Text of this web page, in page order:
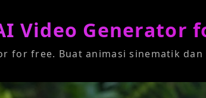
Video Generator
for free. Buat animasi sinematik